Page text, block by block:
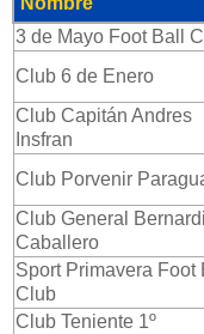
3 de Mayo Foot Ball
Club 6 de Enero
Club Capitán Andres
Insfran
Club Porvenir
Club General
Caballero
Sport Primavera Foot
Club
Club Teniente 1º